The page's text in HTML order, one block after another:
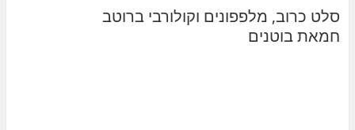
סלט כרוב, מלפפונים וקולורבי ברוטב
חמאת בוטנים